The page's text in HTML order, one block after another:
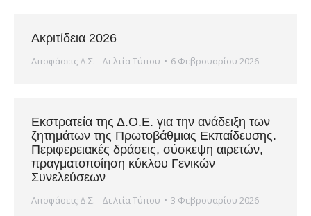
Ακριτίδεια 2026
Αποφάσεις Δ.Σ. - Δελτία Τύπου 6 Φεβρουαρίου 2026
Εκστρατεία της Δ.Ο.Ε. για την ανάδειξη των
ζητημάτων της Πρωτοβάθμιας Εκπαίδευσης.
Περιφερειακές δράσεις, σύσκεψη αιρετών,
πραγματοποίηση κύκλου Γενικών
Συνελεύσεων
Αποφάσεις Δ.Σ. - Δελτία Τύπου 3 Φεβρουαρίου 2026